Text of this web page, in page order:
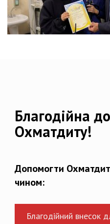
Благодійна
Охматдиту!
Допомогти
чином:
Благодійний внесок